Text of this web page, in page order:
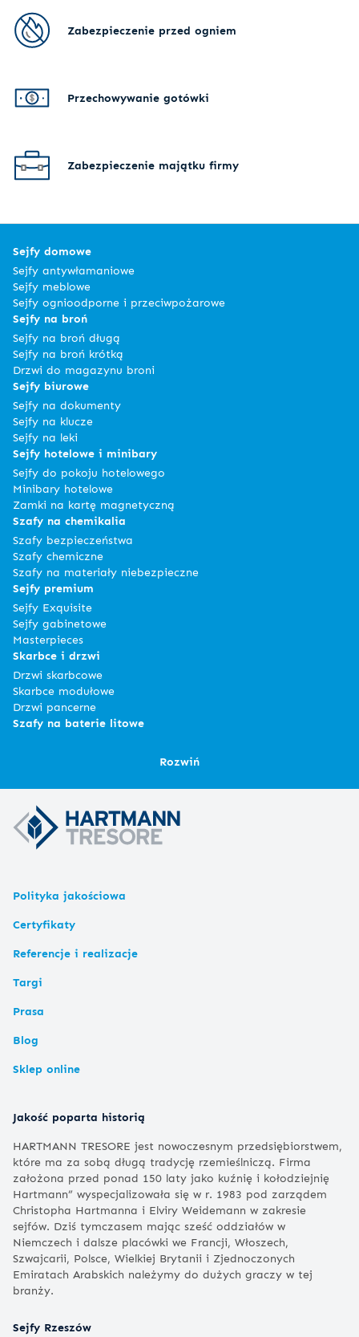
Zabezpieczenie przed ogniem
Przechowywanie gotówki
Zabezpieczenie majątku firmy
Sejfy domowe
Sejfy antywłamaniowe
Sejfy meblowe
Sejfy ognioodporne i przeciwpożarowe
Sejfy na broń
Sejfy na broń długą
Sejfy na broń krótką
Drzwi do magazynu broni
Sejfy biurowe
Sejfy na dokumenty
Sejfy na klucze
Sejfy na leki
Sejfy hotelowe i minibary
Sejfy do pokoju hotelowego
Minibary hotelowe
Zamki na kartę magnetyczną
Szafy na chemikalia
Szafy bezpieczeństwa
Szafy chemiczne
Szafy na materiały niebezpieczne
Sejfy premium
Sejfy Exquisite
Sejfy gabinetowe
Masterpieces
Skarbce i drzwi
Drzwi skarbcowe
Skarbce modułowe
Drzwi pancerne
Szafy na baterie litowe
Rozwiń
Polityka jakościowa
Certyfikaty
Referencje i realizacje
Targi
Prasa
Blog
Sklep online
Jakość poparta historią
HARTMANN TRESORE jest nowoczesnym przedsiębiorstwem,
które ma za sobą długą tradycję rzemieślniczą. Firma
założona przed ponad 150 laty jako kuźnię i kołodziejnię
Hartmann” wyspecjalizowała się w r. 1983 pod zarządem
Christopha Hartmanna i Elviry Weidemann w zakresie
sejfów. Dziś tymczasem mając sześć oddziałów w
Niemczech i dalsze placówki we Francji, Włoszech,
Szwajcarii, Polsce, Wielkiej Brytanii i Zjednoczonych
Emiratach Arabskich należymy do dużych graczy w tej
branży.
Sejfy Rzeszów